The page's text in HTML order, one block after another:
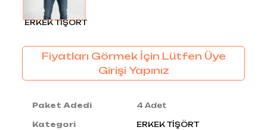
ERKEK TİŞÖRT
Fiyatları Görmek İçin Lütfen Üye
Girişi Yapınız
Paket Adedi 4 Adet
Kategori ERKEK TİŞÖRT